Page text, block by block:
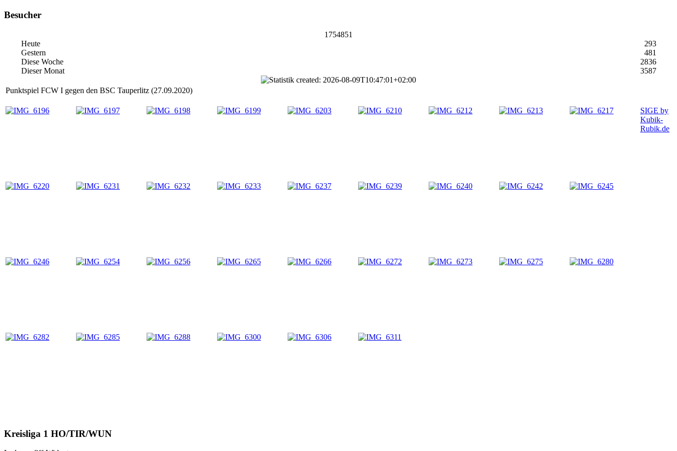
Besucher
1754851
Heute
293
Gestern
481
Diese Woche
2836
Dieser Monat
3587
Punktspiel FCW I gegen den BSC Tauperlitz (27.09.2020)
SIGE by
Kubik-
Rubik.de
Kreisliga 1 HO/TIR/WUN